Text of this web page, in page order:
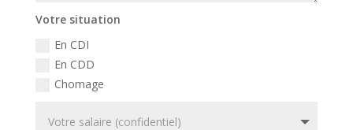
Votre situation
En CDI
En CDD
Chomage